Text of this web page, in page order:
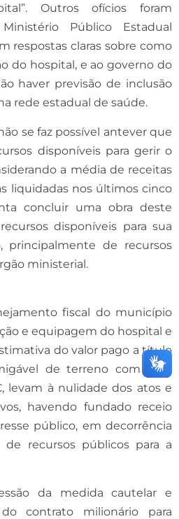
Outros ofícios foram
Público Estadual
respostas claras sobre como
do hospital, e ao governo do
haver previsão de inclusão
rede estadual de saúde.
se faz possível antever que
disponíveis para gerir o
a média de receitas
liquidadas nos últimos cinco
concluir uma obra deste
disponíveis para sua
principalmente de recursos
ministerial.
fiscal do município
e equipagem do hospital e
do valor pago a título
de terreno com obra
levam à nulidade dos atos e
havendo fundado receio
público, em decorrência
de recursos públicos para a
da medida cautelar e
contrato milionário para